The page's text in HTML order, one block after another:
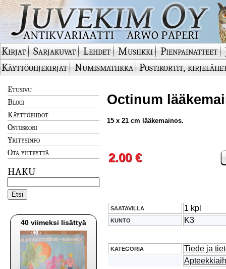
Kirjat Sarjakuvat Lehdet Musiikki Pienpainatteet
Käyttöohjekirjat
Numismatiikka Postikortit,
Etusivu
Blogi
Käyttöehdot
Ostoskori
Yritysinfo
Ota yhteyttä
HAKU
40 viimeksi lisättyä
Octinum
15 x 21 cm lääkemainos.
2.00 €
SAATAVILLA 1 kpl
KUNTO K3
KATEGORIA
Tiede ja